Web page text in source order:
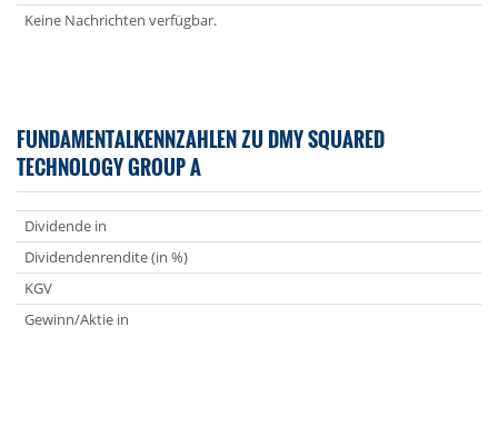
Keine Nachrichten verfügbar.
FUNDAMENTALKENNZAHLEN ZU DMY SQUARED
TECHNOLOGY GROUP A
Dividende in
Dividendenrendite (in %)
KGV
Gewinn/Aktie in